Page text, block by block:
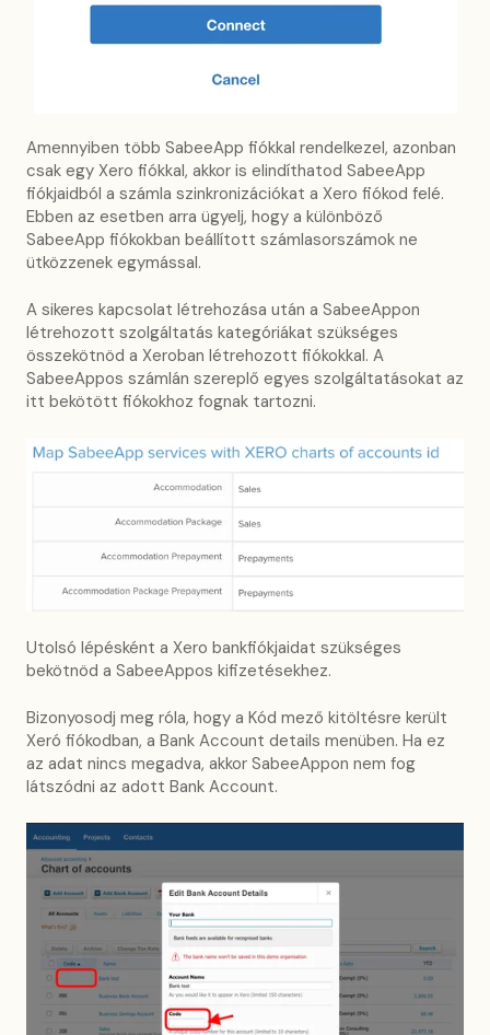
Amennyiben több SabeeApp fiókkal rendelkezel, azonban
csak egy Xero fiókkal, akkor is elindíthatod SabeeApp
fiókjaidból a számla szinkronizációkat a Xero fiókod felé.
Ebben az esetben arra ügyelj, hogy a különböző
SabeeApp fiókokban beállított számlasorszámok ne
ütközzenek egymással.
A sikeres kapcsolat létrehozása után a SabeeAppon
létrehozott szolgáltatás kategóriákat szükséges
összekötnöd a Xeroban létrehozott fiókokkal. A
SabeeAppos számlán szereplő egyes szolgáltatásokat az
itt bekötött fiókokhoz fognak tartozni.
Utolsó lépésként a Xero bankfiókjaidat szükséges
bekötnöd a SabeeAppos kifizetésekhez.
Bizonyosodj meg róla, hogy a Kód mező kitöltésre került
Xeró fiókodban, a Bank Account details menüben. Ha ez
az adat nincs megadva, akkor SabeeAppon nem fog
látszódni az adott Bank Account.